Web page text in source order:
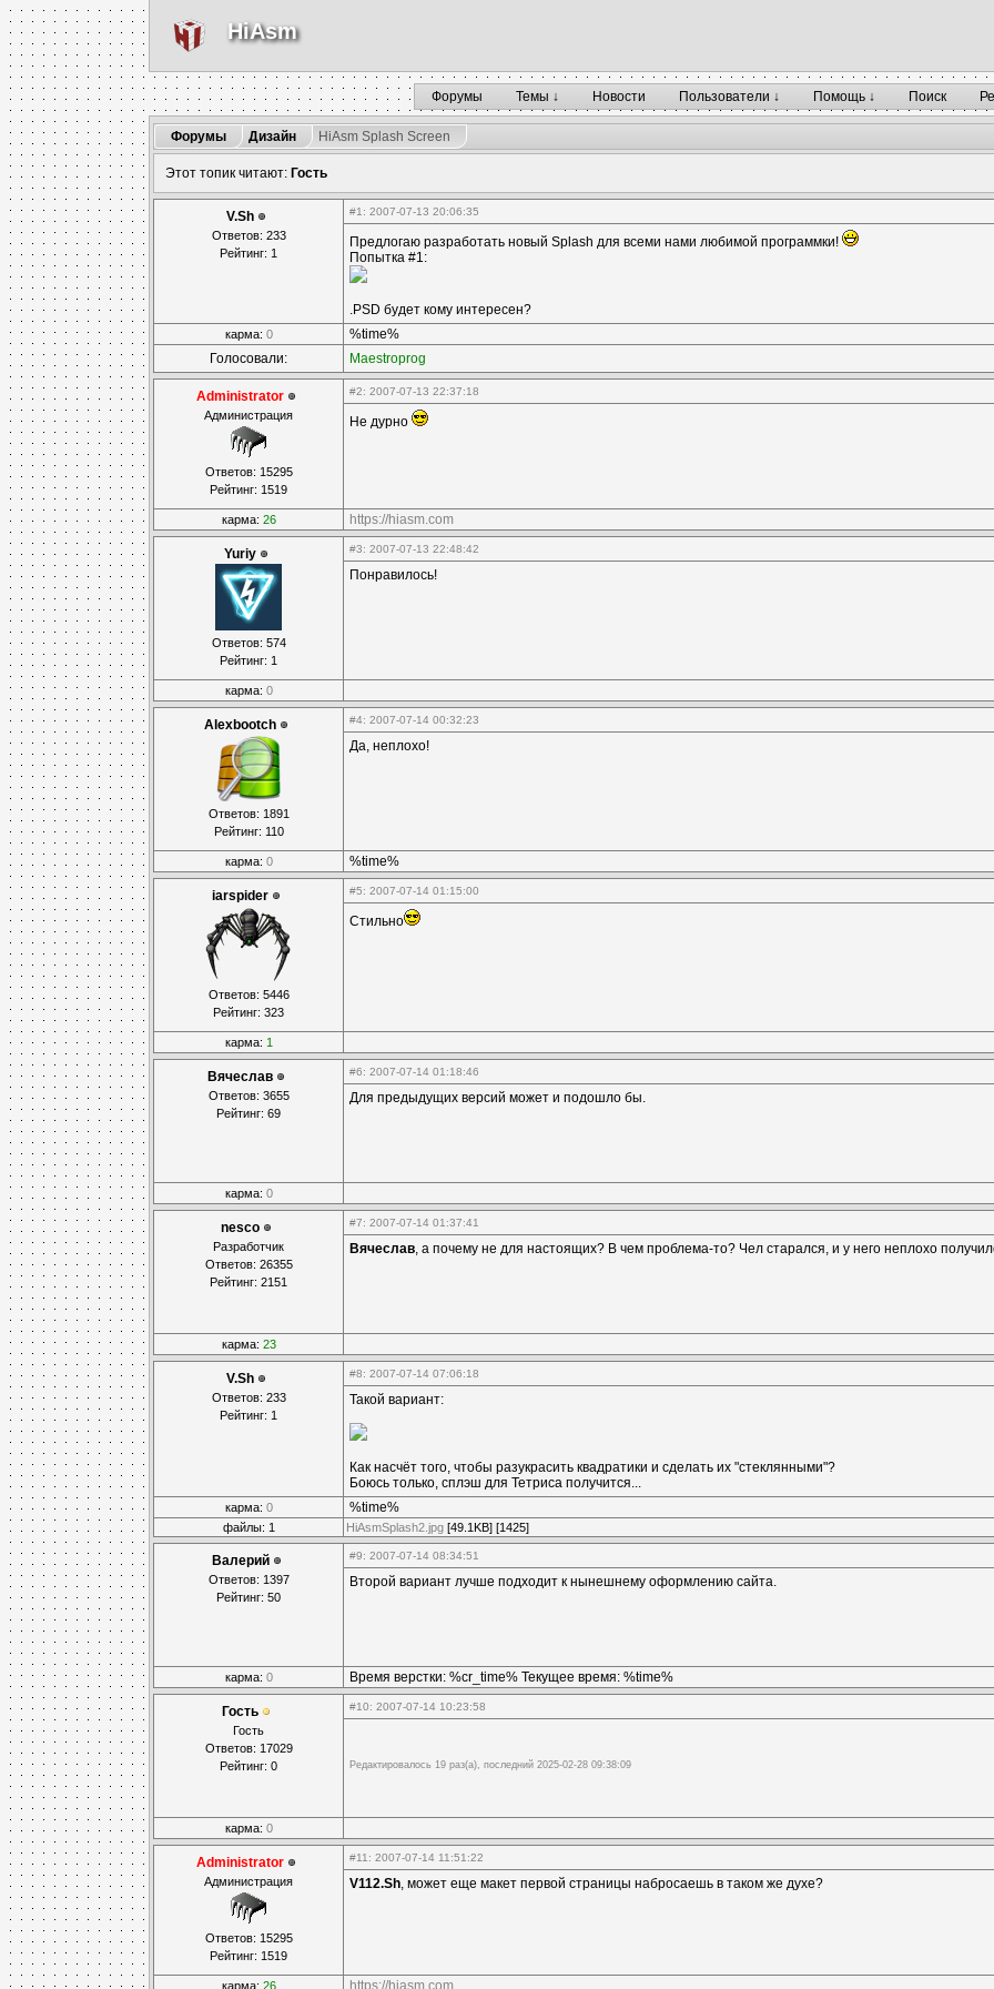
HiAsm
Форумы Темы ↓ Новости Пользователи ↓ Помощь ↓ Поиск
Форумы Дизайн HiAsm Splash Screen
Этот топик читают: Гость
V.Sh
Ответов: 233
Рейтинг: 1
#1 : 2007-07-13 20:06:35
Предлогаю разработать новый Splash для всеми нами любимой программки!
Попытка #1:
.PSD будет кому интересен?
карма: 0 %time%
Голосовали:
Maestroprog
Administrator
Администрация
Ответов: 15295
Рейтинг: 1519
#2: 2007-07-13 22:37:18
Не дурно
карма: 26 https://hiasm.com
Yuriy
Ответов: 574
Рейтинг: 1
#3: 2007-07-13 22:48:42
Понравилось!
карма: 0
Alexbootch
Ответов: 1891
Рейтинг: 110
#4: 2007-07-14 00:32:23
Да, неплохо!
карма: 0 %time%
iarspider
Ответов: 5446
Рейтинг: 323
#5: 2007-07-14 01:15:00
Стильно
карма: 1
Вячеслав
Ответов: 3655
Рейтинг: 69
#6: 2007-07-14 01:18:46
Для предыдущих версий может и подошло бы.
карма: 0
nesco
Разработчик
Ответов: 26355
Рейтинг: 2151
#7: 2007-07-14 01:37:41
Вячеслав, а почему не для настоящих? В чем проблема-то? Чел старался, и у него неплохо
карма: 23
V.Sh
Ответов: 233
Рейтинг: 1
#8: 2007-07-14 07:06:18
Такой вариант:
Как насчёт того, чтобы разукрасить квадратики и сделать их "стеклянными"?
Боюсь только, сплэш для Тетриса получится...
карма: 0 %time%
файлы: 1 HiAsmSplash2.jpg [49.1KB] [1425]
Валерий
Ответов: 1397
Рейтинг: 50
#9: 2007-07-14 08:34:51
Второй вариант лучше подходит к нынешнему оформлению сайта.
карма: 0 Время верстки: %cr_time% Текущее время: %time%
Гость
Гость
Ответов: 17029
Рейтинг: 0
#10: 2007-07-14 10:23:58
Редактировалось 19 раз(а), последний 2025-02-28 09:38:09
карма: 0
Administrator
Администрация
Ответов: 15295
Рейтинг: 1519
#11 : 2007-07-14 11:51:22
V112.Sh, может еще макет первой страницы набросаешь в таком же духе?
карма: 26 https://hiasm.com